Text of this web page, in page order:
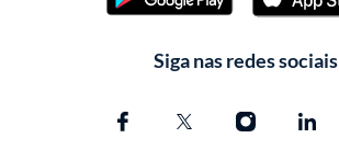
Siga nas redes sociais